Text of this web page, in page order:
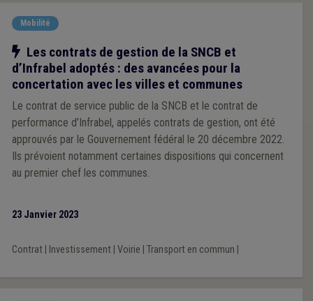
Mobilité
Notre action
Les contrats de gestion de la SNCB et
d’Infrabel adoptés : des avancées pour la
concertation avec les villes et communes
Le contrat de service public de la SNCB et le contrat de
performance d’Infrabel, appelés contrats de gestion, ont été
approuvés par le Gouvernement fédéral le 20 décembre 2022.
Ils prévoient notamment certaines dispositions qui concernent
au premier chef les communes.
23 Janvier 2023
Contrat| Investissement| Voirie Transport en commun